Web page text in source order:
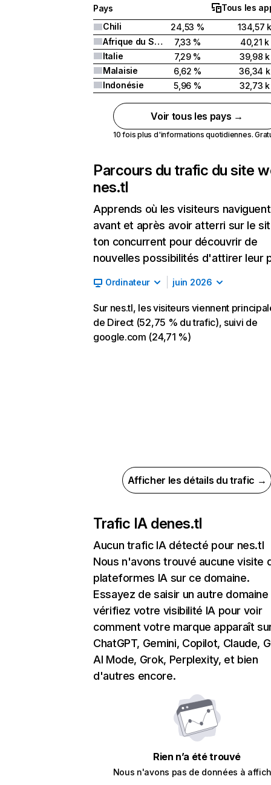
Pays
Tous les
Chili
24,53 %
134,57 k
Afrique du Sud
7,33 %
40,21 k
Italie
7,29 %
39,98 k
Malaisie
6,62 %
36,34 k
Indonésie
5,96 % 32,73 k
Voir tous les pays →
10 fois plus d'informations quotidiennes.
Parcours du trafic du site
nes.tl
Apprends où les visiteurs naviguent
avant et après avoir atterri sur le
ton concurrent pour découvrir de
nouvelles possibilités d'attirer leur
Ordinateur juin 2026
Sur nes.tl, les visiteurs viennent
de Direct (52,75 % du trafic), suivi de
google.com (24,71 %)
Afficher les détails du trafic →
Trafic IA denes.tl
Aucun trafic IA détecté pour nes.tl
Nous n'avons trouvé aucune visite
plateformes IA sur ce domaine.
Essayez de saisir un autre domaine
vérifiez votre visibilité IA pour voir
comment votre marque apparaît
ChatGPT, Gemini, Copilot, Claude,
AI Mode, Grok, Perplexity, et bien
d'autres encore.
Rien n’a été trouvé
Nous n'avons pas de données à